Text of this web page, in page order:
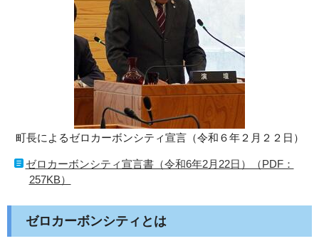
町長によるゼロカーボンシティ宣言（令和６年２月２２日）
ゼロカーボンシティ宣言書（令和6年2月22日）（PDF：
257KB）
ゼロカーボンシティとは